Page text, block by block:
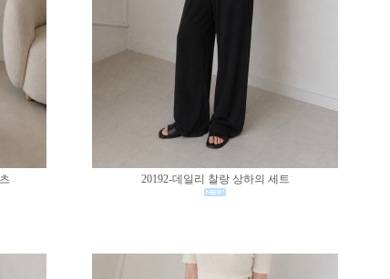
20192-데일리 찰랑 상하의 세트